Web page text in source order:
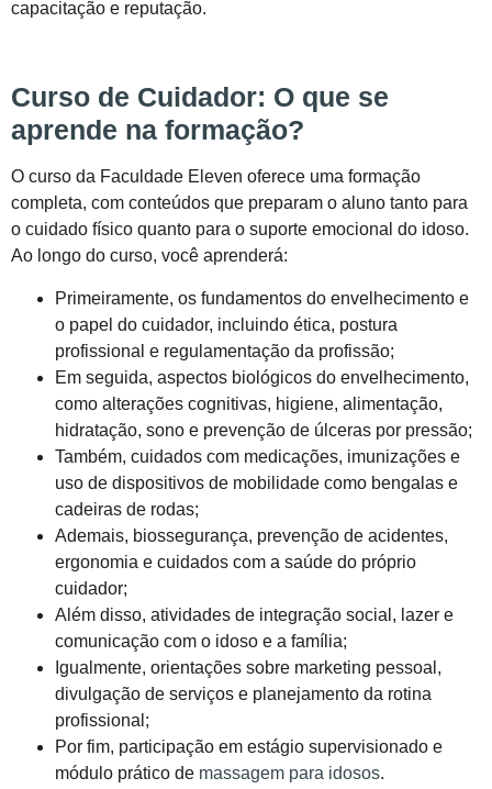
capacitação e reputação.
Curso de Cuidador: O que se
aprende na formação?
O curso da Faculdade Eleven oferece uma formação
completa, com conteúdos que preparam o aluno tanto para
o cuidado físico quanto para o suporte emocional do idoso.
Ao longo do curso, você aprenderá:
Primeiramente, os fundamentos do envelhecimento e
o papel do cuidador, incluindo ética, postura
profissional e regulamentação da profissão;
Em seguida, aspectos biológicos do envelhecimento,
como alterações cognitivas, higiene, alimentação,
hidratação, sono e prevenção de úlceras por pressão;
Também, cuidados com medicações, imunizações e
uso de dispositivos de mobilidade como bengalas e
cadeiras de rodas;
Ademais, biossegurança, prevenção de acidentes,
ergonomia e cuidados com a saúde do próprio
cuidador;
Além disso, atividades de integração social, lazer e
comunicação com o idoso e a família;
Igualmente, orientações sobre marketing pessoal,
divulgação de serviços e planejamento da rotina
profissional;
Por fim, participação em estágio supervisionado e
módulo prático de massagem para idosos.